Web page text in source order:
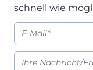
JUGENDZIMMER
PROSPEKTE &
Henders & Hazel
schnell wie